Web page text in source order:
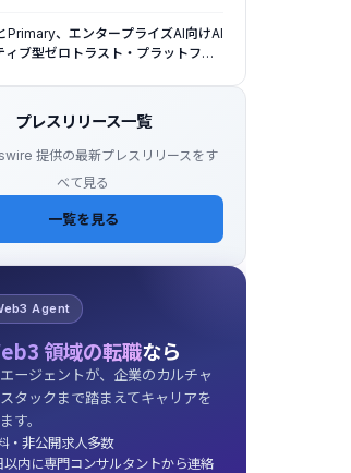
」で「Titan」の次なる進化形を発
Primary、エンタープライズAI向けAI
ィブ型ゼロトラスト・プラットフォ
プレスリリース一覧
提供の最新プレスリリースをす
べて見る
一覧を見る
Agent
領域の転職なら
ージェントが、企業のカルチャ
タックまで踏まえてキャリアを
す。
・非公開求人多数
以内に専門コンサルタントから連絡